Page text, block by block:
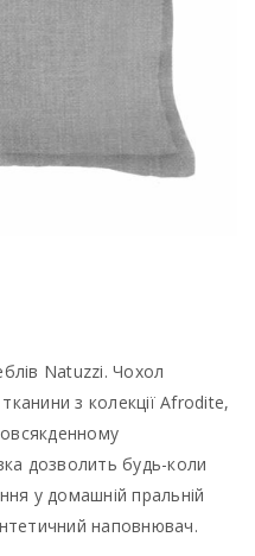
Natuzzi. Чохол
з колекції Afrodite,
дозволить будь-коли
у домашній пральній
наповнювач.